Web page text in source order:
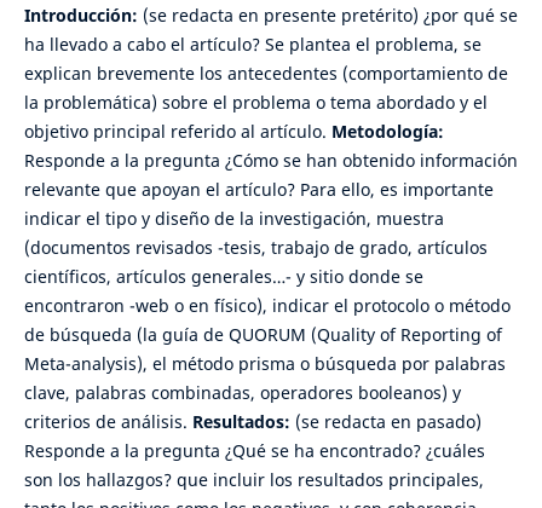
Introducción: (se redacta en presente pretérito) ¿por qué se
ha llevado a cabo el artículo? Se plantea el problema, se
explican brevemente los antecedentes (comportamiento de
la problemática) sobre el problema o tema abordado y el
objetivo principal referido al artículo. Metodología:
Responde a la pregunta ¿Cómo se han obtenido información
relevante que apoyan el artículo? Para ello, es importante
indicar el tipo y diseño de la investigación, muestra
(documentos revisados -tesis, trabajo de grado, artículos
científicos, artículos generales…- y sitio donde se
encontraron -web o en físico), indicar el protocolo o método
de búsqueda (la guía de QUORUM (Quality of Reporting of
Meta-analysis), el método prisma o búsqueda por palabras
clave, palabras combinadas, operadores booleanos) y
criterios de análisis. Resultados: (se redacta en pasado)
Responde a la pregunta ¿Qué se ha encontrado? ¿cuáles
son los hallazgos? que incluir los resultados principales,